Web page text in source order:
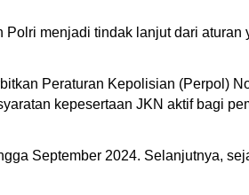
menjadi tindak lanjut dari aturan
Peraturan Kepolisian (Perpol)
kepesertaan JKN aktif bagi
September 2024. Selanjutnya,